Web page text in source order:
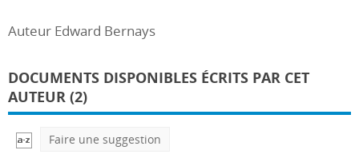
Auteur Edward Bernays
DOCUMENTS DISPONIBLES ÉCRITS PAR CET
AUTEUR (2)
Faire une suggestion